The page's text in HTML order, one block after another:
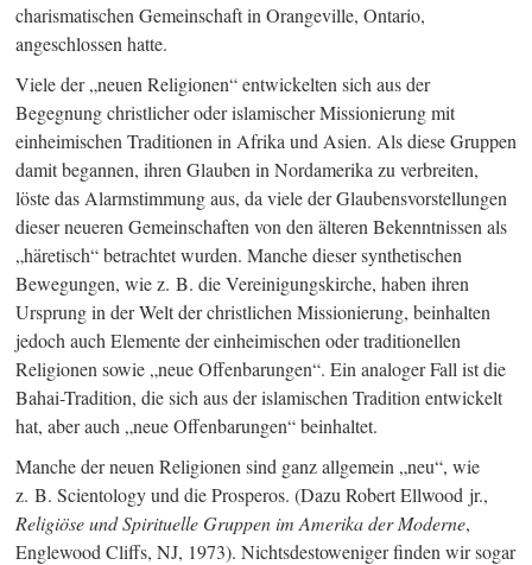
charismatischen Gemeinschaft in Orangeville, Ontario,
angeschlossen hatte.
Viele der „neuen Religionen“ entwickelten sich aus der
Begegnung christlicher oder islamischer Missionierung mit
einheimischen Traditionen in Afrika und Asien. Als diese Gruppen
damit begannen, ihren Glauben in Nordamerika zu verbreiten,
löste das Alarmstimmung aus, da viele der Glaubensvorstellungen
dieser neueren Gemeinschaften von den älteren Bekenntnissen als
„häretisch“ betrachtet wurden. Manche dieser synthetischen
Bewegungen, wie z. B. die Vereinigungskirche, haben ihren
Ursprung in der Welt der christlichen Missionierung, beinhalten
jedoch auch Elemente der einheimischen oder traditionellen
Religionen sowie „neue Offenbarungen“. Ein analoger Fall ist die
Bahai-Tradition, die sich aus der islamischen Tradition entwickelt
hat, aber auch „neue Offenbarungen“ beinhaltet.
Manche der neuen Religionen sind ganz allgemein „neu“, wie
z. B. Scientology und die Prosperos. (Dazu Robert Ellwood jr.,
Religiöse und Spirituelle Gruppen im Amerika der Moderne,
Englewood Cliffs, NJ, 1973). Nichtsdestoweniger finden wir sogar